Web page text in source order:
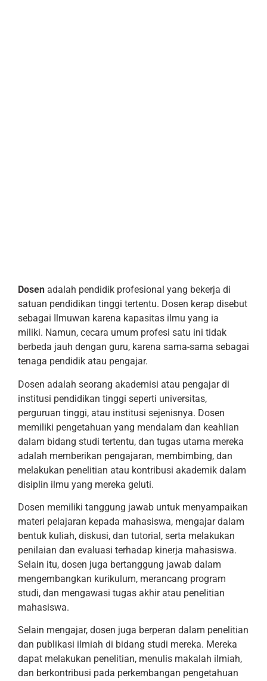
Dosen adalah pendidik profesional yang bekerja di
satuan pendidikan tinggi tertentu. Dosen kerap disebut
sebagai Ilmuwan karena kapasitas ilmu yang ia
miliki. Namun, cecara umum profesi satu ini tidak
berbeda jauh dengan guru, karena sama-sama sebagai
tenaga pendidik atau pengajar.
Dosen adalah seorang akademisi atau pengajar di
institusi pendidikan tinggi seperti universitas,
perguruan tinggi, atau institusi sejenisnya. Dosen
memiliki pengetahuan yang mendalam dan keahlian
dalam bidang studi tertentu, dan tugas utama mereka
adalah memberikan pengajaran, membimbing, dan
melakukan penelitian atau kontribusi akademik dalam
disiplin ilmu yang mereka geluti.
Dosen memiliki tanggung jawab untuk menyampaikan
materi pelajaran kepada mahasiswa, mengajar dalam
bentuk kuliah, diskusi, dan tutorial, serta melakukan
penilaian dan evaluasi terhadap kinerja mahasiswa.
Selain itu, dosen juga bertanggung jawab dalam
mengembangkan kurikulum, merancang program
studi, dan mengawasi tugas akhir atau penelitian
mahasiswa.
Selain mengajar, dosen juga berperan dalam penelitian
dan publikasi ilmiah di bidang studi mereka. Mereka
dapat melakukan penelitian, menulis makalah ilmiah,
dan berkontribusi pada perkembangan pengetahuan